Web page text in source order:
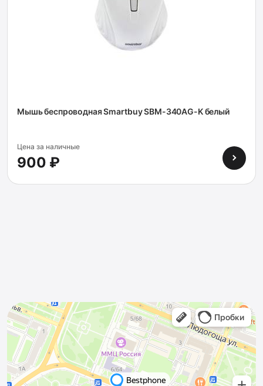
Мышь беспроводная Smartbuy SBM-340AG-K белый
Цена за наличные
900 ₽